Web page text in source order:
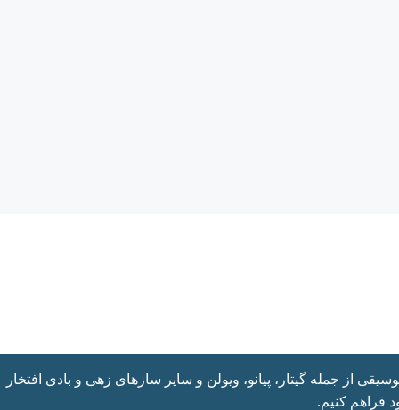
از جمله گیتار، پیانو، ویولن و سایر سازهای زهی و بادی افتخار
فراهم کنیم.